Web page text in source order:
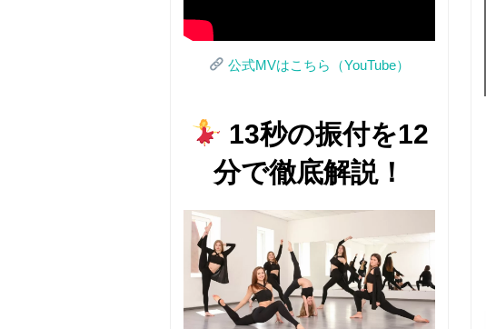
公式MVはこちら（YouTube）
13秒の振付を12
分で徹底解説！